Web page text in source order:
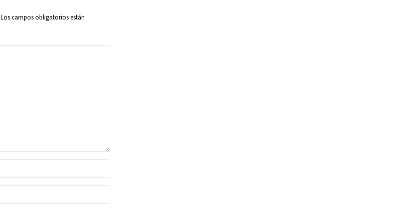
Los campos obligatorios están